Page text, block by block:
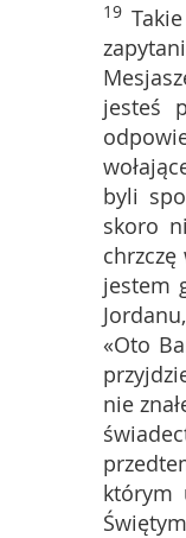
19
jesteś
byli
skoro
jestem
«Oto
nie
którym